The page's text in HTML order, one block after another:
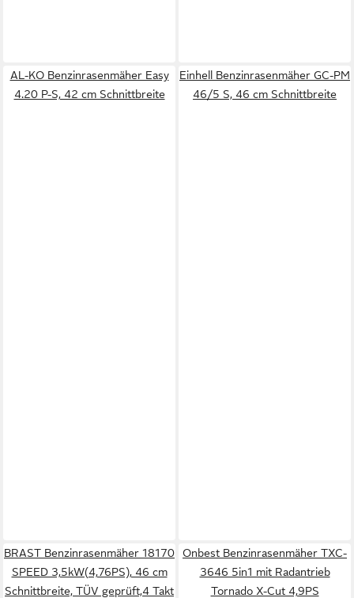
AL-KO Benzinrasenmäher Easy
4.20 P-S, 42 cm Schnittbreite
Einhell Benzinrasenmäher GC-PM
46/5 S, 46 cm Schnittbreite
BRAST Benzinrasenmäher 18170
SPEED 3,5kW(4,76PS), 46 cm
Schnittbreite, TÜV geprüft,4 Takt
Onbest Benzinrasenmäher TXC-
3646 5in1 mit Radantrieb
Tornado X-Cut 4,9PS